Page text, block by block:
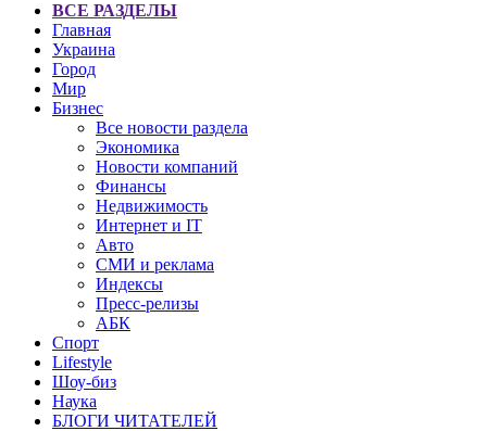
ВСЕ РАЗДЕЛЫ
Главная
Украина
Город
Мир
Бизнес
Все новости раздела
Экономика
Новости компаний
Финансы
Недвижимость
Интернет и IT
Авто
СМИ и реклама
Индексы
Пресс-релизы
АБК
Спорт
Lifestyle
Шоу-биз
Наука
БЛОГИ ЧИТАТЕЛЕЙ